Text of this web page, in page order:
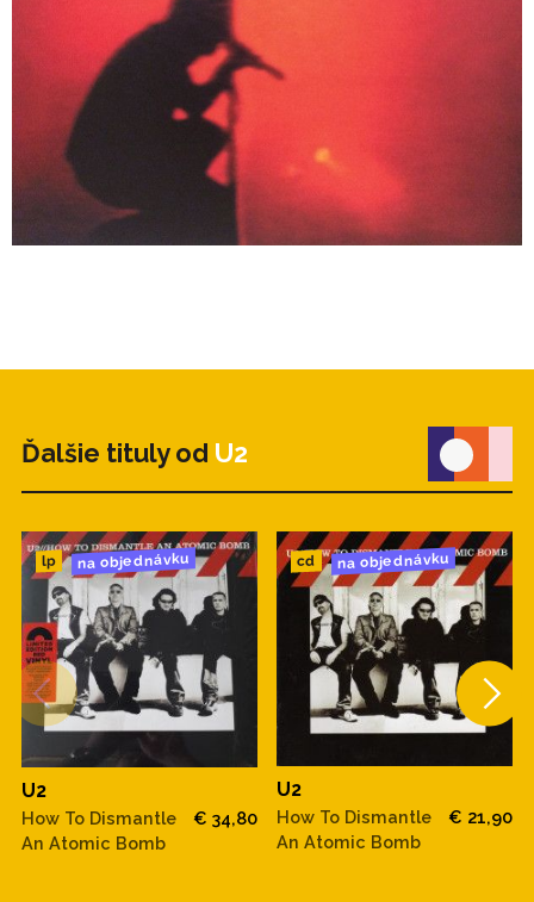
Ďalšie tituly od U2
lp na objednávku
U2
How To Dismantle
An Atomic Bomb
€ 34,80
cd na objednávku
U2
How To Dismantle
An Atomic Bomb
€ 21,90